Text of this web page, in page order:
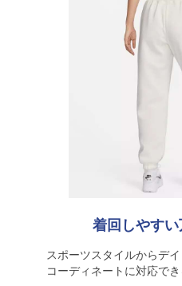
着回しやす
スポーツスタイルからデ
コーディネートに対応で